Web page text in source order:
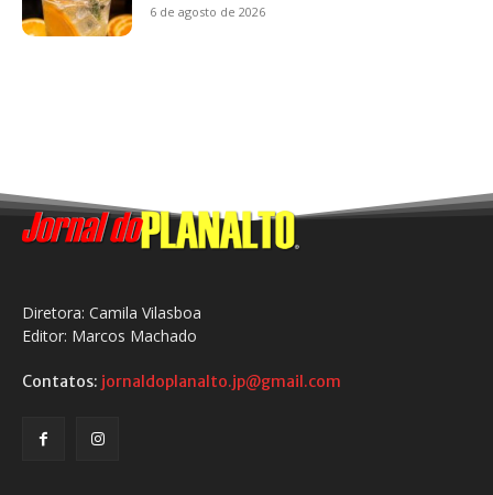
6 de agosto de 2026
Diretora: Camila Vilasboa
Editor: Marcos Machado
Contatos: jornaldoplanalto.jp@gmail.com